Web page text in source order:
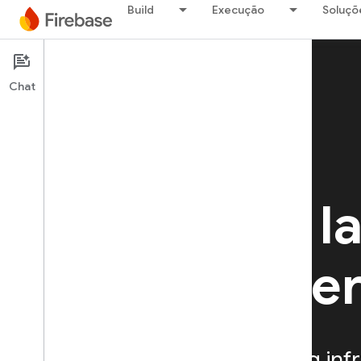
Build Execução
Test in the
on your
Chat